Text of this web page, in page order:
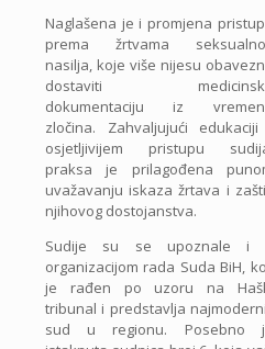
Naglašena je i promjena
prema žrtvama
nasilja, koje više nijesu
dostaviti
dokumentaciju iz
zločina. Zahvaljujući
osjetljivijem pristupu
praksa je prilagođena
uvažavanju iskaza žrtava i
njihovog dostojanstva.
Sudije su se upoznale i
organizacijom rada Suda BiH,
je rađen po uzoru na
tribunal i predstavlja
sud u regionu. Posebno